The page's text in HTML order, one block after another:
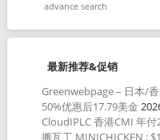
advance search
最新推荐&促销
Greenwebpage – 日本/
50%优惠后17.79美金
CloudIPLC 香港CMI 年付
搬瓦工 MINICHICKEN :